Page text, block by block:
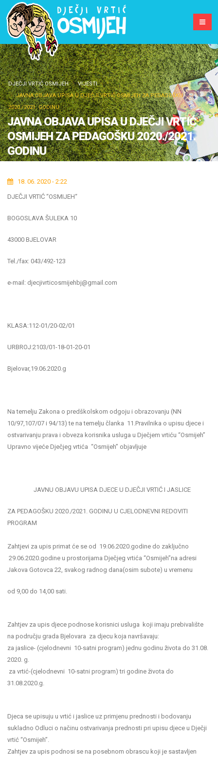
DJEČJI VRTIĆ OSMIJEH
VIJESTI
JAVNA OBJAVA UPISA U DJEČJI VRTIĆ OSMIJEH ZA PEDAGOŠKU
2020./2021. GODINU
JAVNA OBJAVA UPISA U DJEČJI VRTIĆ
OSMIJEH ZA PEDAGOŠKU 2020./2021.
GODINU
18. 06. 2020 - 2:22
DJEČJI VRTIĆ “OSMIJEH“
BOGOSLAVA ŠULEKA 10
43000 BJELOVAR
Tel./fax: 043/492-123
e-mail: djecjivrticosmijehbj@gmail.com
KLASA:112-01/20-02/01
URBROJ:2103/01-18-01-20-01
Bjelovar,19.06.2020.g
Na temelju Zakona o predškolskom odgoju i obrazovanju (NN
10/97,107/07 i 94/13) te na temelju članka 11.Pravilnika o upisu djece i
ostvarivanju prava i obveza korisnika usluga u Dječjem vrtiću “Osmijeh”
Upravno vijeće Dječjeg vrtića “Osmijeh” objavljuje
JAVNU OBJAVU UPISA DJECE U DJEČJI VRTIĆ I JASLICE
ZA PEDAGOŠKU 2020./2021. GODINU U CJELODNEVNI REDOVITI
PROGRAM
Zahtjevi za upis primat će se od 19.06.2020.godine do zaključno
29.06.2020.godine u prostorijama Dječjeg vrtića “Osmijeh”na adresi
Jakova Gotovca 22, svakog radnog dana(osim subote) u vremenu
od 9,00 do 14,00 sati.
Zahtjev za upis djece podnose korisnici usluga koji imaju prebivalište
na području grada Bjelovara za djecu koja navršavaju:
za jaslice- (cjelodnevni 10-satni program) jednu godinu života do 31.08.
2020. g.
za vrtić-(cjelodnevni 10-satni program) tri godine života do
31.08.2020.g.
Djeca se upisuju u vrtić i jaslice uz primjenu prednosti i bodovanju
sukladno Odluci o načinu ostvarivanja prednosti pri upisu djece u Dječji
vrtić “Osmijeh”.
Zahtjev za upis podnosi se na posebnom obrascu koji je sastavljen